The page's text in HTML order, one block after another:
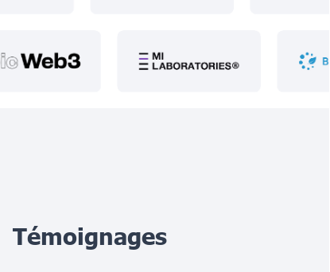
Témoignages